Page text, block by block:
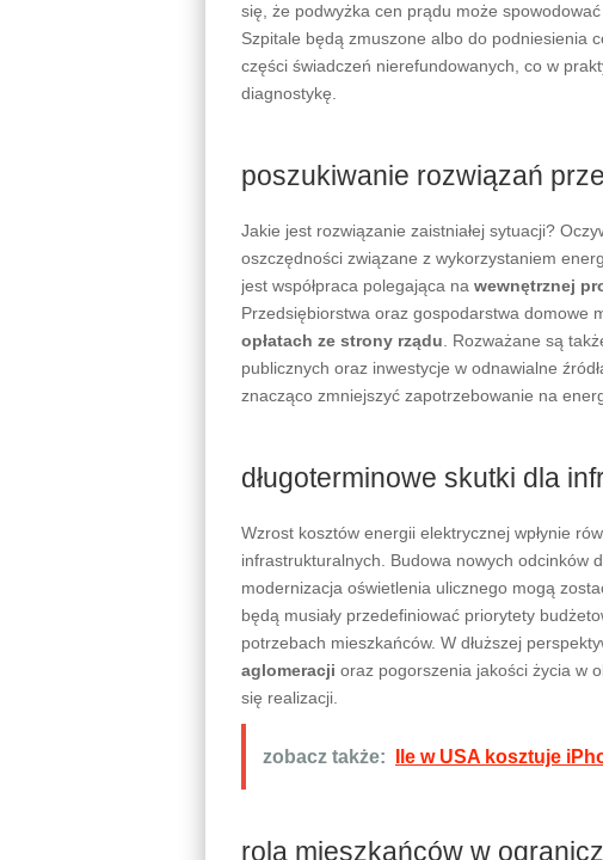
się, że podwyżka cen prądu może
Szpitale będą zmuszone albo do podniesienia
części świadczeń nierefundowanych, co w
diagnostykę.
poszukiwanie rozwiązań
Jakie jest rozwiązanie zaistniałej sytuacji?
oszczędności związane z wykorzystaniem
jest współpraca polegająca na wewnętrznej
Przedsiębiorstwa oraz gospodarstwa domowe
opłatach ze strony rządu . Rozważane są
publicznych oraz inwestycje w odnawialne
znacząco zmniejszyć zapotrzebowanie na
długoterminowe skutki dla
Wzrost kosztów energii elektrycznej wpłynie
infrastrukturalnych. Budowa nowych odcinków
modernizacja oświetlenia ulicznego mogą
będą musiały przedefiniować priorytety
potrzebach mieszkańców. W dłuższej
aglomeracji oraz pogorszenia jakości życia w
się realizacji.
zobacz także: Ile w USA kosztuje
rola mieszkańców w